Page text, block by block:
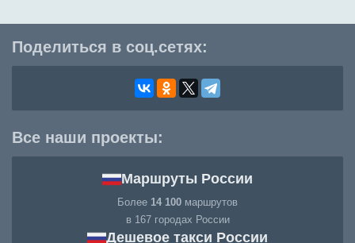
Поделиться в соц.сетях:
Все наши проекты:
Маршруты России
Более 14 100 маршрутов
в 167 городах России
Дешевое такси России